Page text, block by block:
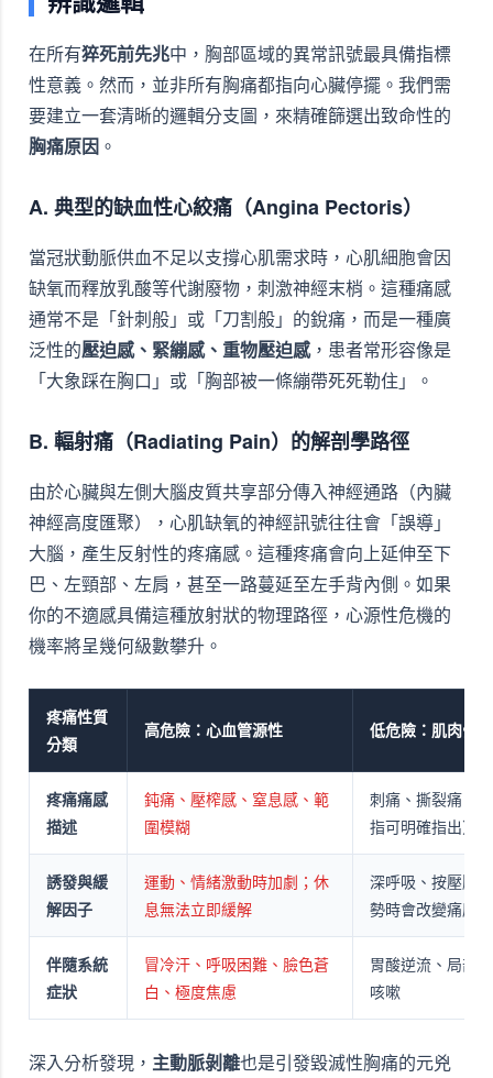
在所有猝死前先兆中，胸部區域的異常訊號最具備指標
性意義。然而，並非所有胸痛都指向心臟停擺。我們需
要建立一套清晰的邏輯分支圖，來精確篩選出致命性的
胸痛原因 。
A. 典型的缺血性心絞痛（Angina Pectoris）
當冠狀動脈供血不足以支撐心肌需求時，心肌細胞會因
缺氧而釋放乳酸等代謝廢物，刺激神經末梢。這種痛感
通常不是「針刺般」或「刀割般」的銳痛，而是一種廣
泛性的壓迫感、緊繃感、重物壓迫感，患者常形容像是
「大象踩在胸口」或「胸部被一條繃帶死死勒住」。
B. 輻射痛（Radiating Pain）的解剖學路徑
由於心臟與左側大腦皮質共享部分傳入神經通路（內臟
神經高度匯聚），心肌缺氧的神經訊號往往會「誤導」
大腦，產生反射性的疼痛感。這種疼痛會向上延伸至下
巴、左頸部、左肩，甚至一路蔓延至左手背內側。如果
你的不適感具備這種放射狀的物理路徑，心源性危機的
機率將呈幾何級數攀升。
疼痛性質
分類
高危險：心血管源性 低危險：肌肉骨
疼痛痛感
描述
鈍痛、壓榨感、窒息感、範
圍模糊
刺痛、撕裂痛、
指可明確指出）
誘發與緩
解因子
運動、情緒激動時加劇；休
息無法立即緩解
深呼吸、按壓胸
勢時會改變痛感
伴隨系統
症狀
冒冷汗、呼吸困難、臉色蒼
白、極度焦慮
胃酸逆流、局部
咳嗽
深入分析發現， 主動脈剝離也是引發毀滅性胸痛的元兇